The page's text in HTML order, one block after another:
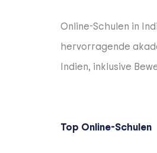
Online-Schulen in
hervorragende
Indien, inklusive
Top Online-Schulen